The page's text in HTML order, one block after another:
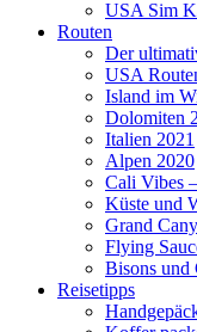
USA Sim
Routen
Der
USA
Island im
Dolomiten
Italien 2021
Alpen 2020
Cali Vibes
Küste und
Grand
Flying
Bisons und
Reisetipps